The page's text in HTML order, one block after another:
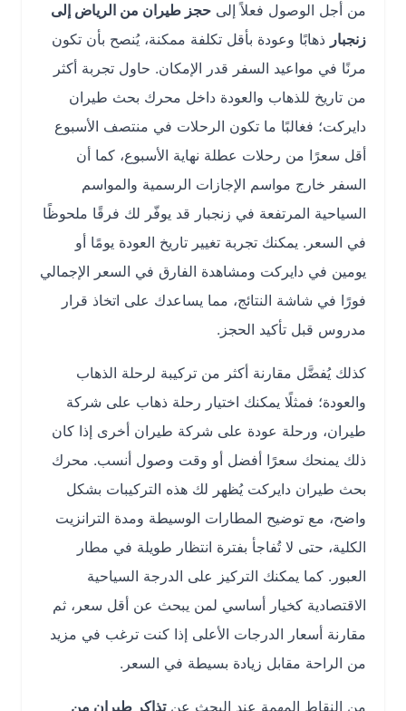
من أجل الوصول فعلاً إلىحجز طيران من الرياض إلى
ذهابًا وعودة بأقل تكلفة ممكنة، يُنصح بأن تكون
مرنًا في مواعيد السفر قدر الإمكان. حاول تجربة أكثر
من تاريخ للذهاب والعودة داخل محرك بحث طيران
دايركت؛ فغالبًا ما تكون الرحلات في منتصف الأسبوع
أقل سعرًا من رحلات عطلة نهاية الأسبوع، كما أن
السفر خارج مواسم الإجازات الرسمية والمواسم
السياحية المرتفعة في زنجبار قد يوفّر لك فرقًا ملحوظًا
في السعر. يمكنك تجربة تغيير تاريخ العودة يومًا أو
يومين في دايركت ومشاهدة الفارق في السعر الإجمالي
فورًا في شاشة النتائج، مما يساعدك على اتخاذ قرار
مدروس قبل تأكيد الحجز.
كذلك يُفضَّل مقارنة أكثر من تركيبة لرحلة الذهاب
والعودة؛ فمثلًا يمكنك اختيار رحلة ذهاب على شركة
طيران، ورحلة عودة على شركة طيران أخرى إذا كان
ذلك يمنحك سعرًا أفضل أو وقت وصول أنسب. محرك
بحث طيران دايركت يُظهر لك هذه التركيبات بشكل
واضح، مع توضيح المطارات الوسيطة ومدة الترانزيت
الكلية، حتى لا تُفاجأ بفترة انتظار طويلة في مطار
العبور. كما يمكنك التركيز على الدرجة السياحية
الاقتصادية كخيار أساسي لمن يبحث عن أقل سعر، ثم
مقارنة أسعار الدرجات الأعلى إذا كنت ترغب في مزيد
من الراحة مقابل زيادة بسيطة في السعر.
من النقاط المهمة عند البحث عنتذاكر طيران من